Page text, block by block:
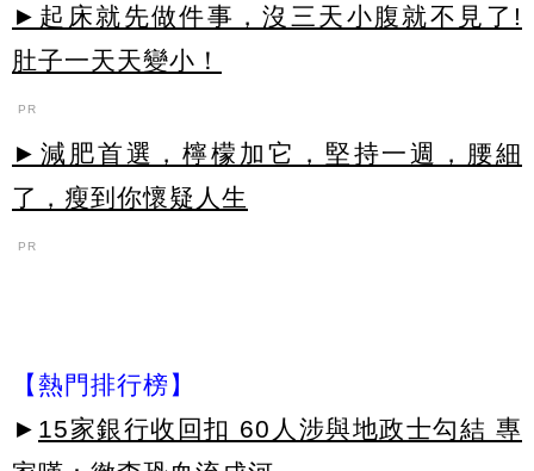
►起床就先做件事，沒三天小腹就不見了!
肚子一天天變小！
PR
►減肥首選，檸檬加它，堅持一週，腰細
了，瘦到你懷疑人生
PR
【熱門排行榜】
► 15家銀行收回扣 60人涉與地政士勾結 專